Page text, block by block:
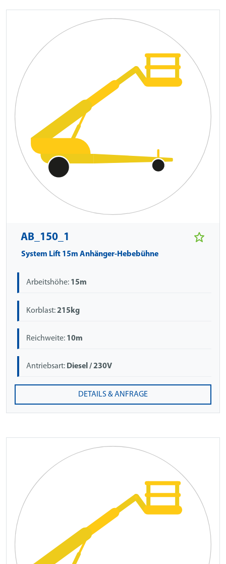
AB_150_1
System Lift 15m Anhänger-Hebebühne
Arbeitshöhe: 15m
Korblast:215kg
Reichweite: 10m
Antriebsart: Diesel / 230V
DETAILS & ANFRAGE